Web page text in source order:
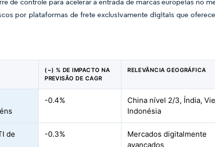
por plataformas de frete exclusivamente digitais que
(~) % DE IMPACTO NA
PREVISÃO DE CAGR
RELEVÂNCIA GEOGRÁFICA
-0.4%
China nível 2/3, Índia,
Indonésia
de
-0.3%
Mercados digitalmente
avançados